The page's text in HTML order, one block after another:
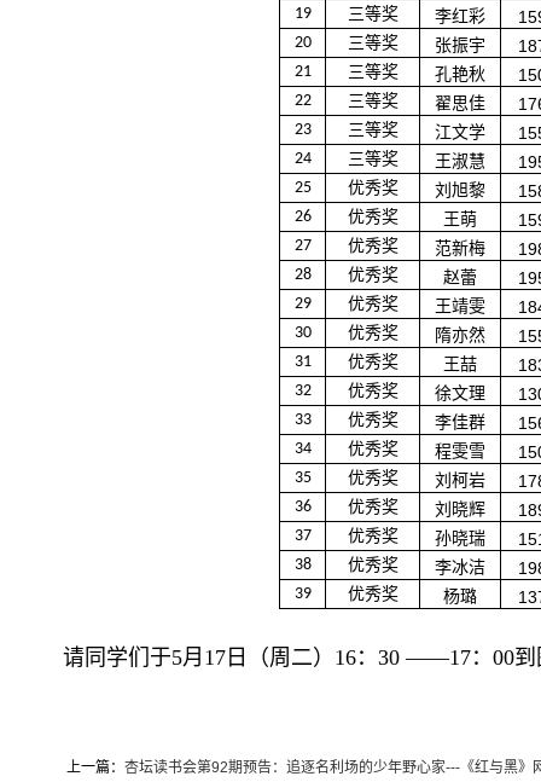
19 三等奖 李红彩
20 三等奖 张振宇
21 三等奖 孔艳秋
22 三等奖 翟思佳
23 三等奖 江文学
24 三等奖 王淑慧
25 优秀奖 刘旭黎
26 优秀奖 王萌
27 优秀奖 范新梅
28 优秀奖 赵蕾
29 优秀奖 王靖雯
30 优秀奖 隋亦然
31 优秀奖 王喆
32 优秀奖 徐文理
33 优秀奖 李佳群
34 优秀奖 程雯雪
35 优秀奖 刘柯岩
36 优秀奖 刘晓辉
37 优秀奖 孙晓瑞
38 优秀奖 李冰洁
39 优秀奖 杨璐
请同学们于5月17日（周二）16：30 ——17：00到
上一篇： 杏坛读书会第92期预告：追逐名利场的少年野心家---《红与黑》